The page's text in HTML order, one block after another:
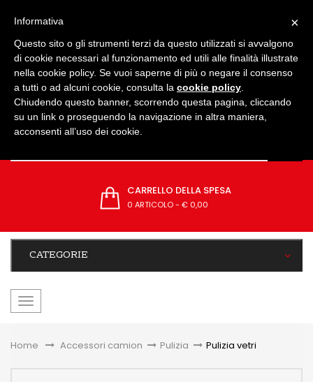
CARRELLO DELLA SPESA
0 ARTICOLO- € 0,00
CATEGORIE
navigazione
Home &gt;Accessori camion > Pulizia > Pulizia vetri
×
Informativa
Questo sito o gli strumenti terzi da questo utilizzati si avvalgono
di cookie necessari al funzionamento ed utili alle finalità illustrate
nella cookie policy. Se vuoi saperne di più o negare il consenso
a tutti o ad alcuni cookie, consulta la cookie policy
Chiudendo questo banner, scorrendo questa pagina, cliccando
su un link o proseguendo la navigazione in altra maniera,
acconsenti all’uso dei cookie.